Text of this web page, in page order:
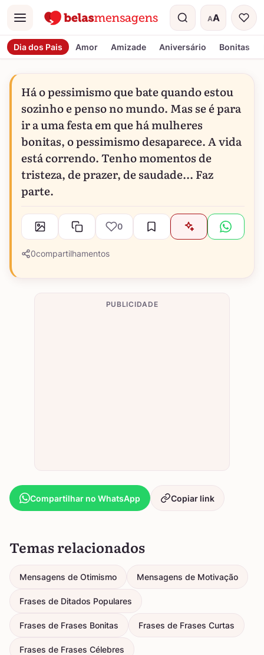
Menu AA
Tamanho do
Dia dos Pais Amor Amizade Aniversário Bonitas
Há o pessimismo que bate quando estou
sozinho e penso no mundo. Mas se é para
ir a uma festa em que há mulheres
bonitas, o pessimismo desaparece. A vida
está correndo. Tenho momentos de
tristeza, de prazer, de saudade... Faz
parte.
0
0compartilhamentos
PUBLICIDADE
Compartilhar no WhatsApp Copiar link
Temas relacionados
Mensagens de Otimismo Mensagens de Motivação
Frases de Ditados Populares
Frases de Frases Bonitas Frases de Frases Curtas
Frases de Frases Célebres